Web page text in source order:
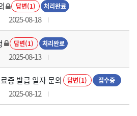
답변(1) 처리완료
2025-08-18
답변(1) 처리완료
2025-08-13
증 발급 일자 문의 답변(1) 접수중
2025-08-12